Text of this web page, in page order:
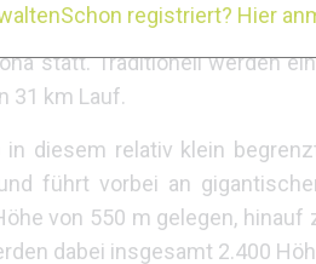
im Mac Dowell Mountain
statt. Traditionell werden
31 km Lauf.
diesem relativ klein
führt vorbei an
von 550 m gelegen,
dabei insgesamt 2.400
Schon registriert? Hier